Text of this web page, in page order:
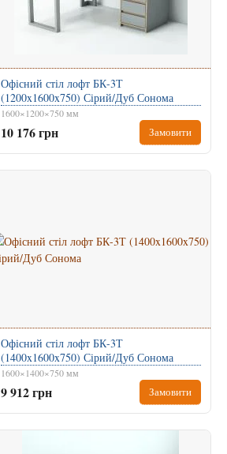
Офісний стіл лофт БК-3Т
(1200x1600x750) Сірий/Дуб Сонома
1600×1200×750 мм
10 176 грн Замовити
Офісний стіл лофт БК-3Т
(1400x1600x750) Сірий/Дуб Сонома
1600×1400×750 мм
9 912 грн Замовити